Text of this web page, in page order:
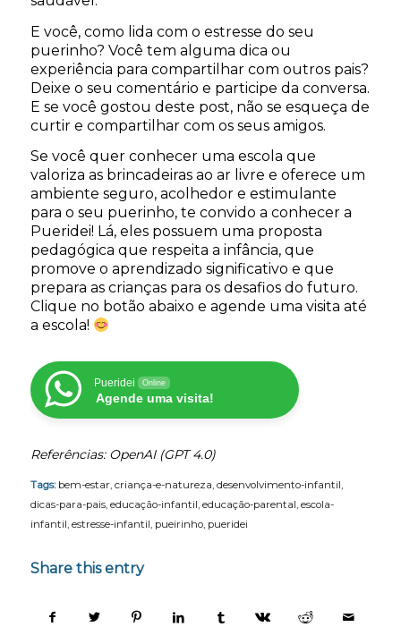
E você, como lida com o estresse do seu
puerinho? Você tem alguma dica ou
experiência para compartilhar com outros pais?
Deixe o seu comentário e participe da conversa.
E se você gostou deste post, não se esqueça de
curtir e compartilhar com os seus amigos.
Se você quer conhecer uma escola que
valoriza as brincadeiras ao ar livre e oferece um
ambiente seguro, acolhedor e estimulante
para o seu puerinho, te convido a conhecer a
Pueridei! Lá, eles possuem uma proposta
pedagógica que respeita a infância, que
promove o aprendizado significativo e que
prepara as crianças para os desafios do futuro.
Clique no botão abaixo e agende uma visita até
a escola!
Pueridei Online
Agende uma visita!
Referências: OpenAI (GPT 4.0)
Tags: bem-estar, criança-e-natureza, desenvolvimento-infantil,
dicas-para-pais, educação-infantil, educação-parental, escola-
infantil, estresse-infantil, pueirinho, pueridei
Share this entry